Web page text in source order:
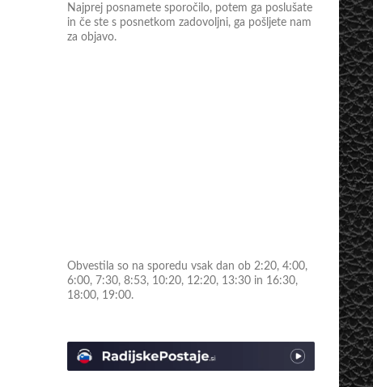
Najprej posnamete sporočilo, potem ga poslušate
in če ste s posnetkom zadovoljni, ga pošljete nam
za objavo.
Obvestila so na sporedu vsak dan ob 2:20, 4:00,
6:00, 7:30, 8:53, 10:20, 12:20, 13:30 in 16:30,
18:00, 19:00.